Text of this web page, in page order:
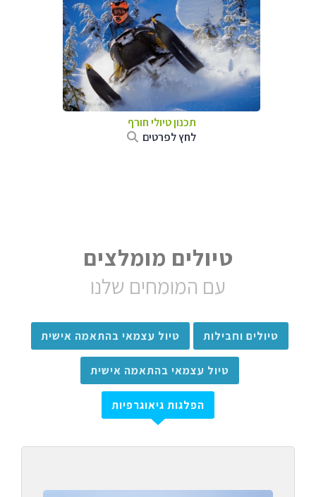
תכנון טיולי חורף
לחץ לפרטים
טיולים מומלצים
עם המומחים שלנו
טיולים וחבילות טיול עצמאי בהתאמה אישית
טיול עצמאי בהתאמה אישית
הפלגות גיאוגרפיות